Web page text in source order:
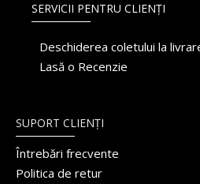
SERVICII PENTRU CLIENȚI
Deschiderea coletului la
Lasă o Recenzie
SUPORT CLIENȚI
Întrebări frecvente
Politica de retur